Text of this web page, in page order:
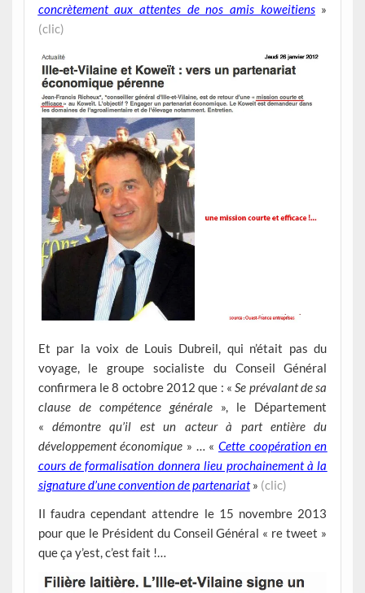
concrètement aux attentes de nos amis koweitiens »
(clic)
Et par la voix de Louis Dubreil, qui n’était pas du
voyage, le groupe socialiste du Conseil Général
confirmera le 8 octobre 2012 que : «Se prévalant de sa
clause de compétence générale », le Département
« démontre qu’il est un acteur à part entière du
développement économique » … «Cette coopération en
cours de formalisation donnera lieu prochainement à la
signature d’une convention de partenariat » (clic)
Il faudra cependant attendre le 15 novembre 2013
pour que le Président du Conseil Général « re tweet »
que ça y’est, c’est fait !…